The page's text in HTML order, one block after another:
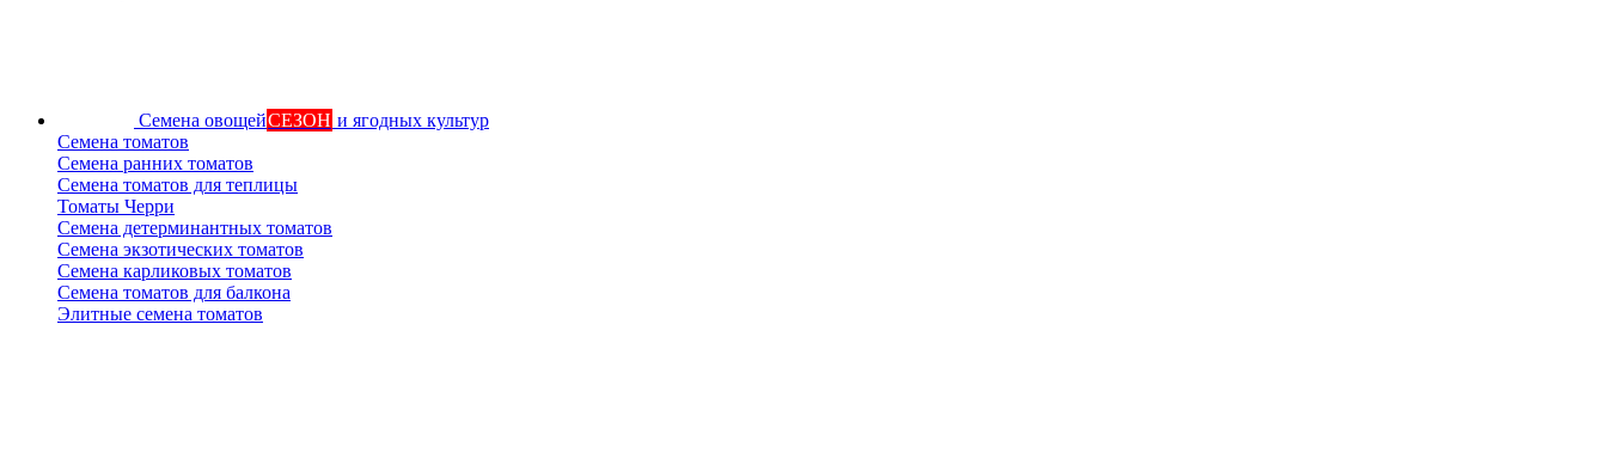
Семена овощейСЕЗОН и ягодных культур
Семена томатов
Семена ранних томатов
Семена томатов для теплицы
Томаты Черри
Семена детерминантных томатов
Семена экзотических томатов
Семена карликовых томатов
Семена томатов для балкона
Элитные семена томатов